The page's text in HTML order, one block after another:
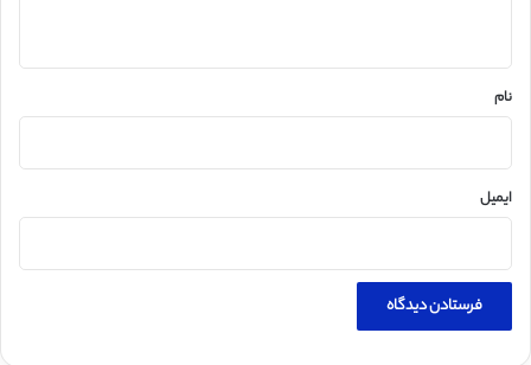
نام
ایمیل